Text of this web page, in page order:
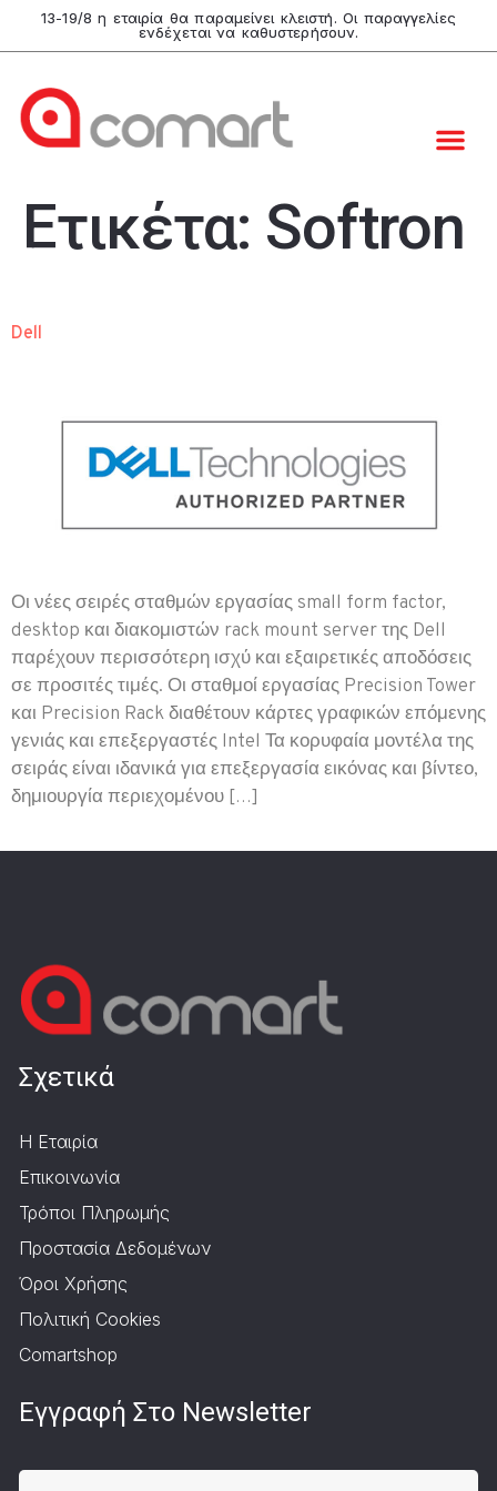
13-19/8 η εταιρία θα παραμείνει κλειστή. Οι παραγγελίες
ενδέχεται να καθυστερήσουν.
Ετικέτα: Softron
Dell
Οι νέες σειρές σταθμών εργασίας small form factor,
desktop και διακομιστών rack mount server της Dell
παρέχουν περισσότερη ισχύ και εξαιρετικές αποδόσεις
σε προσιτές τιμές. Οι σταθμοί εργασίας Precision Tower
και Precision Rack διαθέτουν κάρτες γραφικών επόμενης
γενιάς και επεξεργαστές Intel Τα κορυφαία μοντέλα της
σειράς είναι ιδανικά για επεξεργασία εικόνας και βίντεο,
δημιουργία περιεχομένου […]
Σχετικά
Η Εταιρία
Επικοινωνία
Τρόποι Πληρωμής
Προστασία Δεδομένων
Όροι Χρήσης
Πολιτική Cookies
Comartshop
Εγγραφή Στο Newsletter